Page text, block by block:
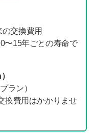
交換費用
〜15年ごとの寿命で
ラン）
換費用はかかりませ